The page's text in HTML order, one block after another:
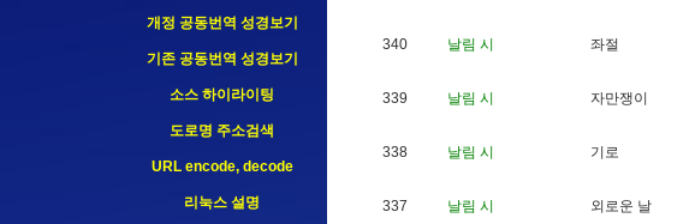
개정 공동번역 성경보기
기존 공동번역 성경보기
소스 하이라이팅
도로명 주소검색
URL encode, decode
리눅스 설명
340 날림 시 좌절
339 날림 시 자만쟁이
338 날림 시 기 로
337 날림 시 외 로운 날